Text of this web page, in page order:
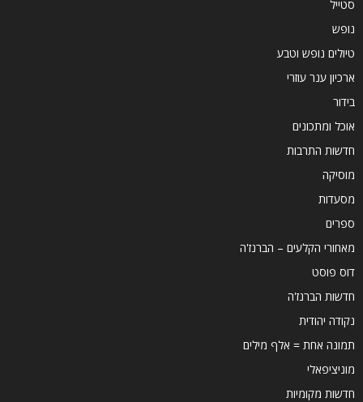
סטייל
נופש
טיולים נופש וטבע
ארכיון ענר עוזרי
בידור
אוכל ומתכונים
חדשות התרבות
מוסיקה
מסעדות
ספרים
מאחורי הקלעים – הברנז'ה
דוס פוסט
חדשות הברנז'ה
נקודה יהודית
תמונה אחת = אלף מילים
מוניציפאלי
חדשות מקומיות